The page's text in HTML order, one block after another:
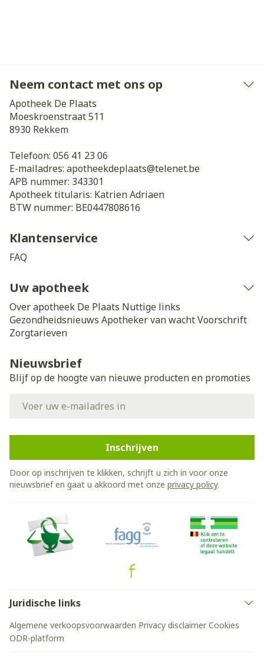
Neem contact met ons op
Apotheek De Plaats
Moeskroenstraat 511
8930 Rekkem
Telefoon: 056 41 23 06
E-mailadres: apotheekdeplaats@telenet.be
APB nummer: 343301
Apotheek titularis: Katrien Adriaen
BTW nummer: BE0447808616
Klantenservice
FAQ
Uw apotheek
Over apotheek De Plaats Nuttige links
Gezondheidsnieuws Apotheker van wachtVoorschrift
Zorgtarieven
Nieuwsbrief
Blijf op de hoogte van nieuwe producten en promoties
Inschrijven
Door op inschrijven te klikken, schrijft u zich in voor onze
nieuwsbrief en gaat u akkoord met onze privacy policy.
Juridische links
Algemene verkoopsvoorwaarden Privacy disclaimer Cookies
ODR-platform